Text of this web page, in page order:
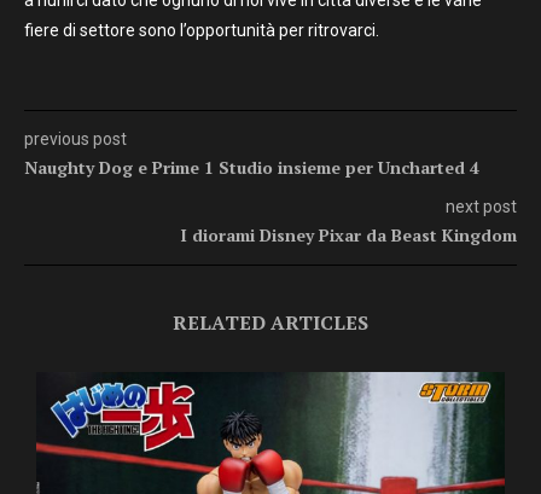
fiere di settore sono l’opportunità per ritrovarci.
previous post
Naughty Dog e Prime 1 Studio insieme per Uncharted 4
next post
I diorami Disney Pixar da Beast Kingdom
RELATED ARTICLES